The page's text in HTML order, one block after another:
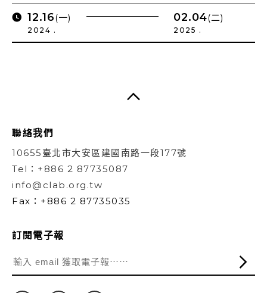
12.16(一)
2024 .
02.04(二)
2025 .
聯絡我們
10655臺北市大安區建國南路一段177號
Tel：+886 2 87735087
info@clab.org.tw
Fax：+886 2 87735035
訂閱電子報